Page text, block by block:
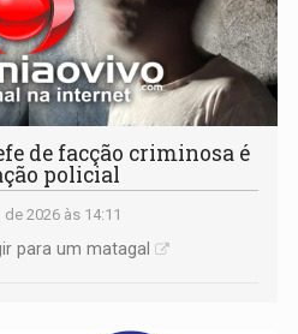
de facção criminosa é
policial
2026 às 14:11
para um matagal